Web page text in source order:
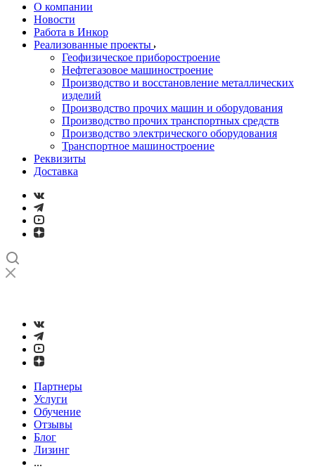
О компании
Новости
Работа в Инкор
Реализованные проекты
Геофизическое приборостроение
Нефтегазовое машиностроение
Производство и восстановление металлических
изделий
Производство прочих машин и оборудования
Производство прочих транспортных средств
Производство электрического оборудования
Транспортное машиностроение
Реквизиты
Доставка
Партнеры
Услуги
Обучение
Отзывы
Блог
Лизинг
...